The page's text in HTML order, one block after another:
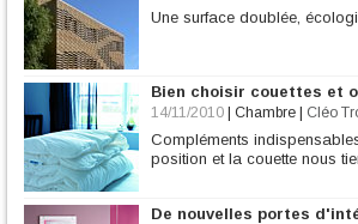
Une surface doublée,
Bien choisir couettes et
14/11/2010 Chambre Cléo
Compléments
position et la couette nous
De nouvelles portes